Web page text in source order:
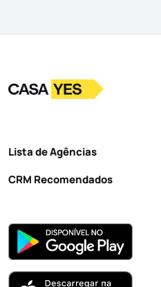
LogoIr para a homepage
Lista de Agências
CRM Recomendados